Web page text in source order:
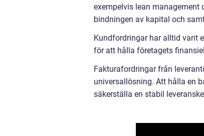
exempelvis lean
bindningen av kapital och
Kundfordringar har alltid varit
för att hålla företagets
Fakturafordringar från
universallösning. Att hålla en
säkerställa en stabil